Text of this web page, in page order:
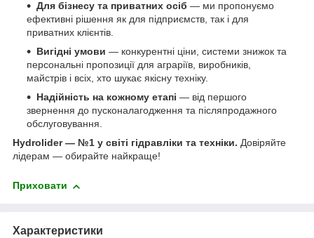
Для бізнесу та приватних осіб — ми пропонуємо
ефективні рішення як для підприємств, так і для
приватних клієнтів.
Вигідні умови — конкурентні ціни, системи знижок та
персональні пропозиції для аграріїв, виробників,
майстрів і всіх, хто шукає якісну техніку.
Надійність на кожному етапі — від першого
звернення до пусконалагодження та післяпродажного
обслуговування.
Hydrolider — №1 у світі гідравліки та техніки. Довіряйте
лідерам — обирайте найкраще!
Приховати
Характеристики